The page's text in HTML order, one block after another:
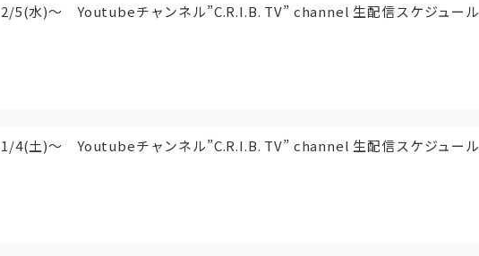
2/5(水)～ Youtubeチャンネル”C.R.I.B. TV” channel 生配信スケジュール
1/4(土)～ Youtubeチャンネル”C.R.I.B. TV” channel 生配信スケジュール